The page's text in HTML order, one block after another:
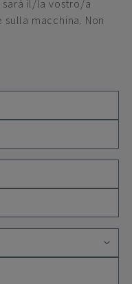
sarà il/la vostro/a
macchina. Non